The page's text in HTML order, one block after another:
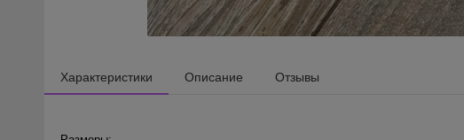
Характеристики Описание Отзывы